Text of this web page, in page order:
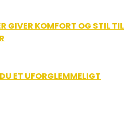
GIVER KOMFORT OG STIL TIL
ET UFORGLEMMELIGT